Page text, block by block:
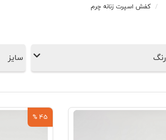
کفش اسپرت زنانه چرم
رنگ سایز
45 %